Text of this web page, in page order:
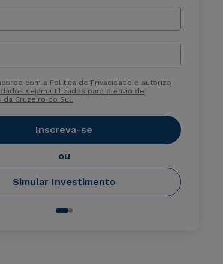
com a Política de Privacidade e autorizo
sejam utilizados para o envio de
da Cruzeiro do Sul.
Inscreva-se
ou
Simular Investimento